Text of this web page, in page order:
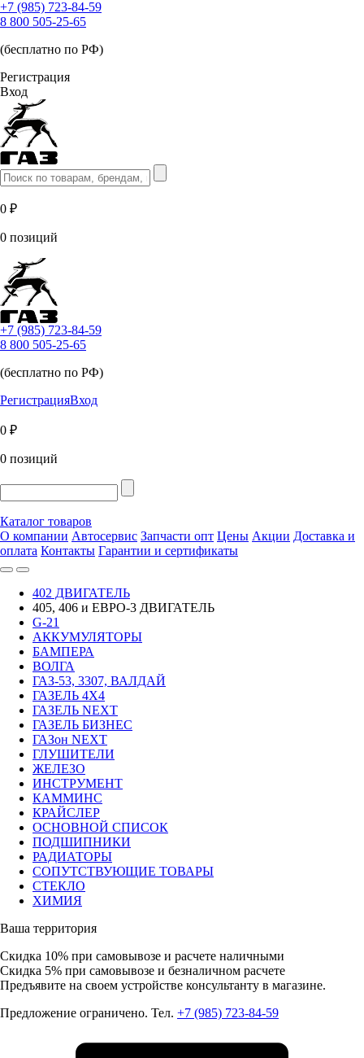
+7 (985) 723-84-59
8 800 505-25-65
(бесплатно по РФ)
Регистрация
Вход
0 ₽
0 позиций
+7 (985) 723-84-59
8 800 505-25-65
(бесплатно по РФ)
РегистрацияВход
0 ₽
0 позиций
Каталог товаров
О компании Автосервис Запчасти опт Цены Акции Доставка и
оплата Контакты Гарантии и сертификаты
402 ДВИГАТЕЛЬ
405, 406 и ЕВРО-3 ДВИГАТЕЛЬ
G-21
АККУМУЛЯТОРЫ
БАМПЕРА
ВОЛГА
ГАЗ-53, 3307, ВАЛДАЙ
ГАЗЕЛЬ 4Х4
ГАЗЕЛЬ NEXT
ГАЗЕЛЬ БИЗНЕС
ГАЗон NEXT
ГЛУШИТЕЛИ
ЖЕЛЕЗО
ИНСТРУМЕНТ
КАММИНС
КРАЙСЛЕР
ОСНОВНОЙ СПИСОК
ПОДШИПНИКИ
РАДИАТОРЫ
СОПУТСТВУЮЩИЕ ТОВАРЫ
СТЕКЛО
ХИМИЯ
Ваша территория
Скидка 10% при самовывозе и расчете наличными
Скидка 5% при самовывозе и безналичном расчете
Предъявите на своем устройстве консультанту в магазине.
Предложение ограничено. Тел. +7 (985) 723-84-59